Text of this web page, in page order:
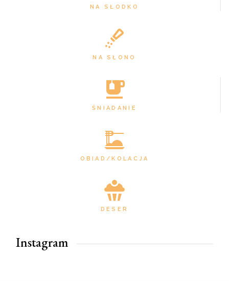
NA SŁODKO
NA SŁONO
ŚNIADANIE
OBIAD/KOLACJA
DESER
Instagram